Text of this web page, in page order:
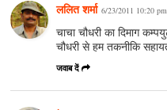
ललित शर्मा 6/23/2011 10:20 pm
चाचा चौधरी का दिमाग
चौधरी से हम तकनीकि
जवाब दें